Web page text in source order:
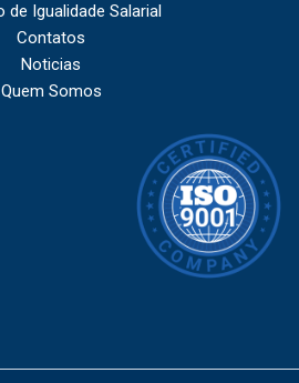
de Igualidade Salarial
Contatos
Noticias
Quem Somos